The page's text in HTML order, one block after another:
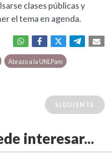
clases públicas y
el tema en agenda.
Abrazo a la UNLPam
SIGUIENTE
interesar...